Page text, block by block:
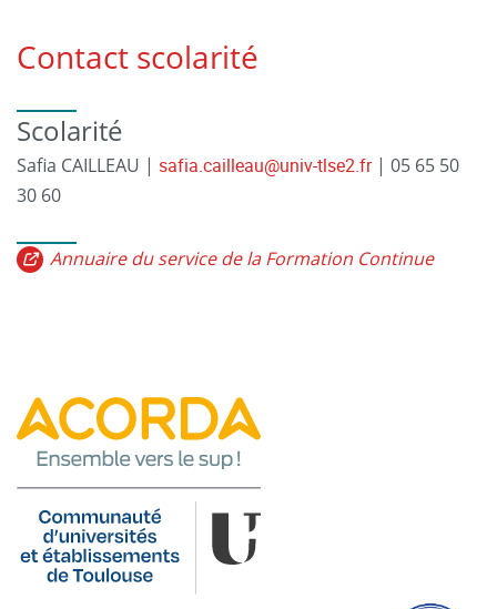
Contact scolarité
Scolarité
Safia CAILLEAU | safia.cailleau@univ-tlse2.fr| 05 65 50
30 60
Annuaire du service de la Formation Continue